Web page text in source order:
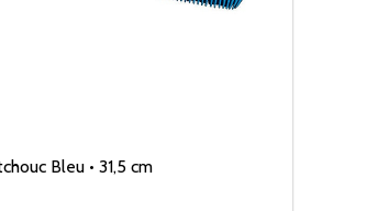
Bleu • 31,5 cm